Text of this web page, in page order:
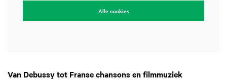
Alle cookies
Van Debussy tot Franse chansons en filmmuziek